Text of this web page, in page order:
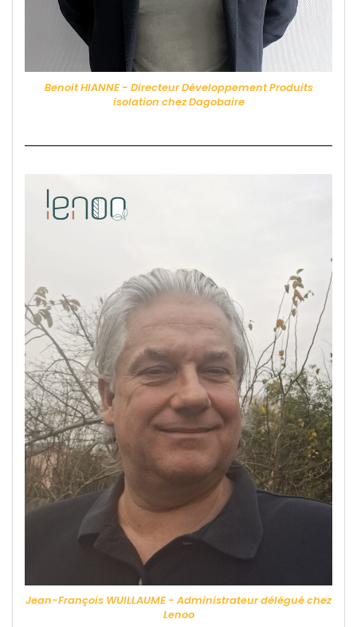
Benoit HIANNE - Directeur Développement Produits
isolation chez Dagobaire
Jean-François WUILLAUME - Administrateur délégué chez
Lenoo